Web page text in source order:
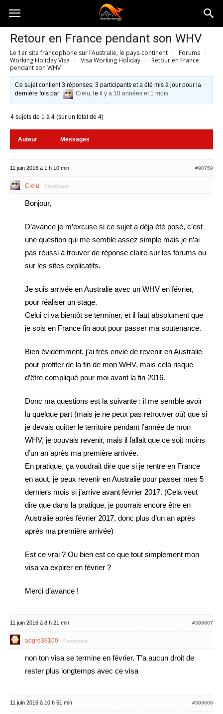
Australia-
australie.com
Retour en France pendant son WHV
Le 1er site francophone sur l’Australie, le pays-continent › Forums ›
Working Holiday Visa › Visa Working Holiday ›
Retour en France
pendant son WHV
Ce sujet contient 3 réponses, 3 participants et a été mis à jour pour la
dernière fois par
Cielu, leil y a 10 années et 1 mois.
4 sujets de 1 à 4 (sur un total de 4)
Auteur Messages
11 juin 2016 à 1 h 10 min #90759
Cielu Participant
Bonjour,
D’avance je m’excuse si ce sujet a déja été posé, c’est
une question qui me semble assez simple mais je n’ai
pas réussi à trouver de réponse claire sur les forums ou
sur les sites explicatifs.
Je suis arrivée en Australie avec un WHV en février,
pour réaliser un stage.
Celui ci va bientôt se terminer, et il faut absolument que
je sois en France fin aout pour passer ma soutenance.
Bien évidemment, j’ai très envie de revenir en Australie
pour profiter de la fin de mon WHV, mais cela risque
d’être compliqué pour moi avant la fin 2016.
Donc ma questions est la suivante : il me semble avoir
lu quelque part (mais je ne peux pas retrouver où) que si
je devais quitter le territoire pendant l’année de mon
WHV, je pouvais revenir, mais il fallait que ce soit moins
d’un an après ma première arrivée.
En pratique, ça voudrait dire que si je rentre en France
en aout, je peux revenir en Australie pour passer mes 5
derniers mois si j’arrive avant février 2017. (Cela veut
dire que dans la pratique, je pourrais encore être en
Australie après février 2017, donc plus d’un an après
après ma première arrivée)
Est ce vrai ? Ou bien est ce que tout simplement mon
visa va expirer en février ?
Merci d’avance !
11 juin 2016 à 8 h 21 min #399807
adgre38100 Participant
non ton visa se termine en février. T’a aucun droit de
rester plus longtemps avec ce visa
11 juin 2016 à 10 h 51 min #399808